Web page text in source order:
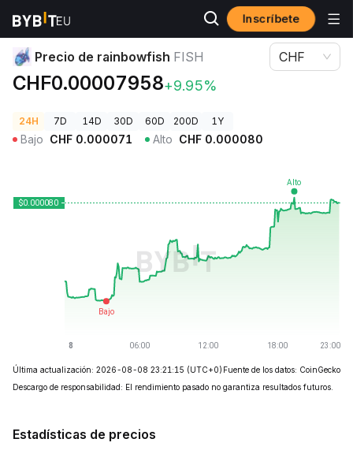
Inscríbete
Precios de Criptomonedas Precio de rainbowfish FISH
Precio de rainbowfish FISH
CHF0.00007958+9.95%
CHF
24H 7D 14D 30D 60D 200D 1Y
Bajo CHF 0.000071 Alto CHF 0.000080
Última actualización: 2026-08-08 23:21:15 (UTC+0) Fuente de los datos: CoinGecko
Descargo de responsabilidad: El rendimiento pasado no garantiza resultados futuros.
Estadísticas de precios